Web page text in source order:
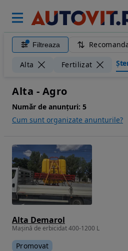
Filtreaza
Alta Fertilizat
Alta - Agro
Număr de anunțuri: 5
Cum sunt organizate anunturile?
Alta Demarol
Mașină de erbicidat 400-1200 L
Promovat